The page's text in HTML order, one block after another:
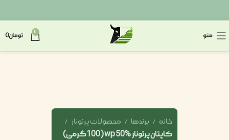
منو 0 تومان0
خانه برندها
محصولات پرتونار
کاپتان پرتونار wp 50% (100گرمی)